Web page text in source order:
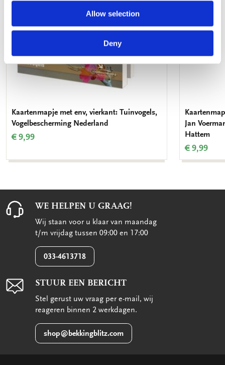
Allow selection
Deny
Kaartenmapje met env, vierkant: Tuinvogels,
Vogelbescherming Nederland
€ 9,99
Jan
Hattem
€ 9,99
WE HELPEN U GRAAG!
Wij staan voor u klaar van maandag
t/m vrijdag tussen 09:00 en 17:00
033-4613718
STUUR EEN BERICHT
Stel gerust uw vraag per e-mail, wij
reageren binnen 2 werkdagen.
shop@bekkingblitz.com